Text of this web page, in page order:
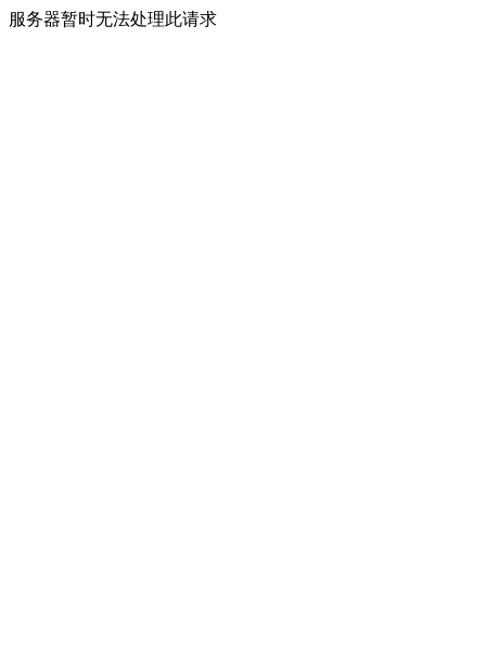
服务器暂时无法处理此请求